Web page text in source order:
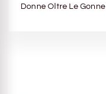
Donne Oltre Le Gonne